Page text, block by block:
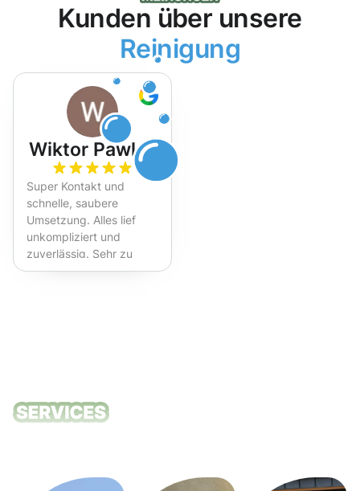
Kunden über unsere
Reinigung
Wiktor Pawlak
Super Kontakt und
schnelle, saubere
Umsetzung. Alles lief
unkompliziert und
zuverlässig. Sehr zu
empfehlen!